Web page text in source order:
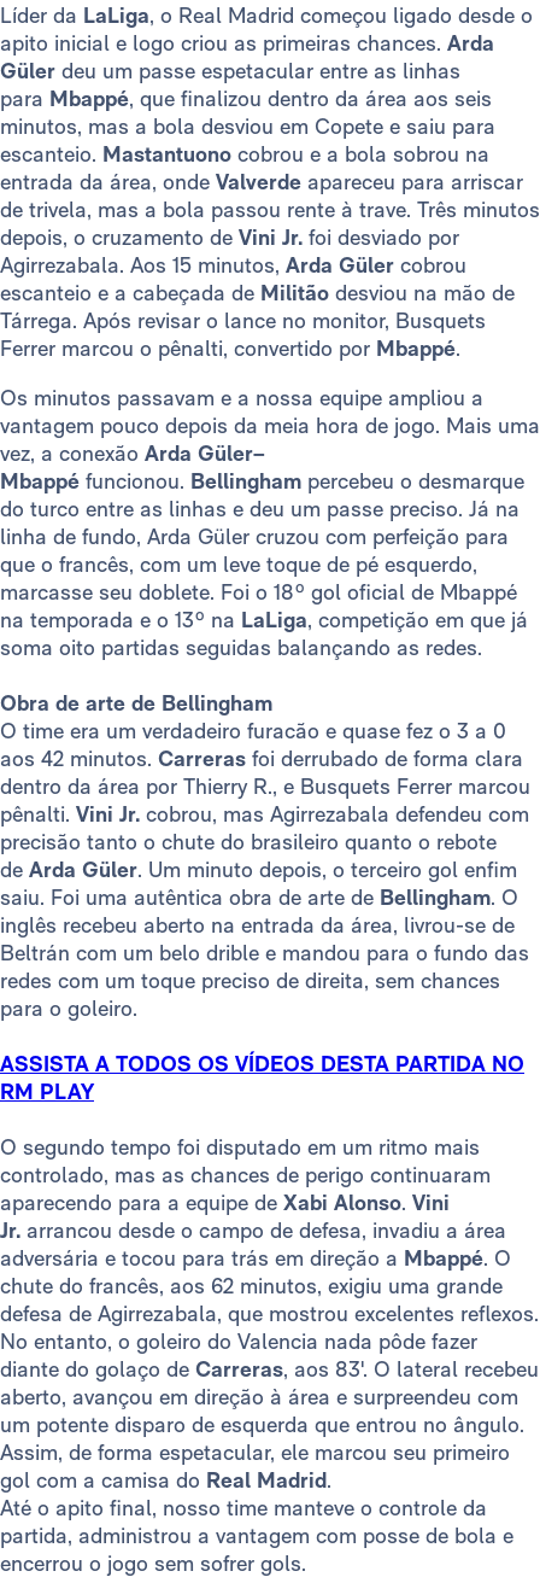
Líder da LaLiga, o Real Madrid começou ligado desde o
apito inicial e logo criou as primeiras chances. Arda
Güler deu um passe espetacular entre as linhas
para Mbappé, que finalizou dentro da área aos seis
minutos, mas a bola desviou em Copete e saiu para
escanteio. Mastantuono cobrou e a bola sobrou na
entrada da área, onde Valverde apareceu para arriscar
de trivela, mas a bola passou rente à trave. Três minutos
depois, o cruzamento de Vini Jr. foi desviado por
Agirrezabala. Aos 15 minutos, Arda Güler cobrou
escanteio e a cabeçada de Militão desviou na mão de
Tárrega. Após revisar o lance no monitor, Busquets
Ferrer marcou o pênalti, convertido por Mbappé.
Os minutos passavam e a nossa equipe ampliou a
vantagem pouco depois da meia hora de jogo. Mais uma
vez, a conexão Arda Güler–
Mbappé funcionou. Bellingham percebeu o desmarque
do turco entre as linhas e deu um passe preciso. Já na
linha de fundo, Arda Güler cruzou com perfeição para
que o francês, com um leve toque de pé esquerdo,
marcasse seu doblete. Foi o 18º gol oficial de Mbappé
na temporada e o 13º na LaLiga, competição em que já
soma oito partidas seguidas balançando as redes.
Obra de arte de Bellingham
O time era um verdadeiro furacão e quase fez o 3 a 0
aos 42 minutos. Carreras foi derrubado de forma clara
dentro da área por Thierry R., e Busquets Ferrer marcou
pênalti. Vini Jr. cobrou, mas Agirrezabala defendeu com
precisão tanto o chute do brasileiro quanto o rebote
de Arda Güler. Um minuto depois, o terceiro gol enfim
saiu. Foi uma autêntica obra de arte de Bellingham. O
inglês recebeu aberto na entrada da área, livrou-se de
Beltrán com um belo drible e mandou para o fundo das
redes com um toque preciso de direita, sem chances
para o goleiro.
ASSISTA A TODOS OS VÍDEOS DESTA PARTIDA NO
RM PLAY
O segundo tempo foi disputado em um ritmo mais
controlado, mas as chances de perigo continuaram
aparecendo para a equipe de Xabi Alonso. Vini
Jr. arrancou desde o campo de defesa, invadiu a área
adversária e tocou para trás em direção a Mbappé. O
chute do francês, aos 62 minutos, exigiu uma grande
defesa de Agirrezabala, que mostrou excelentes reflexos.
No entanto, o goleiro do Valencia nada pôde fazer
diante do golaço de Carreras, aos 83'. O lateral recebeu
aberto, avançou em direção à área e surpreendeu com
um potente disparo de esquerda que entrou no ângulo.
Assim, de forma espetacular, ele marcou seu primeiro
gol com a camisa do Real Madrid.
Até o apito final, nosso time manteve o controle da
partida, administrou a vantagem com posse de bola e
encerrou o jogo sem sofrer gols.